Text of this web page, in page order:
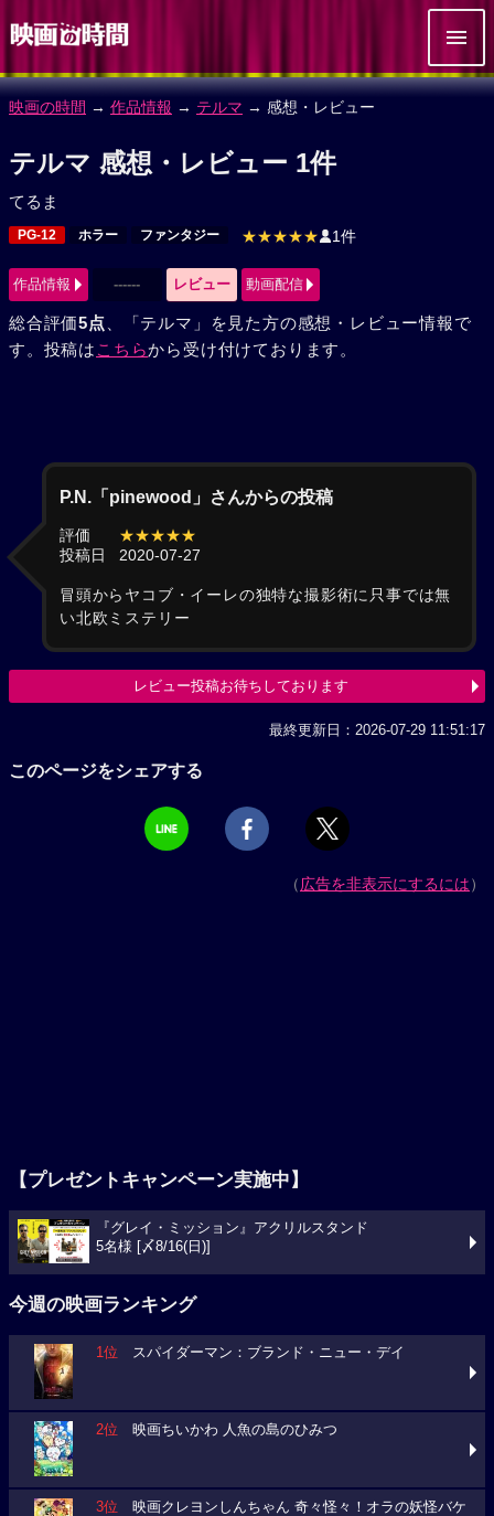
映画の時間 → 作品情報 → テルマ → 感想・レビュー
テルマ 感想・レビュー 1件
てるま
PG-12 ホラー ファンタジー ★★★★★ 1件
作品情報 ------ レビュー 動画配信
総合評価5点 、「テルマ」を見た方の感想・レビュー情報で
す。投稿は こちらから受け付けております。
P.N.「pinewood」さんからの投稿
評価
★★★★★
投稿日
2020-07-27
冒頭からヤコブ・イーレの独特な撮影術に只事では無
い北欧ミステリー
レビュー投稿お待ちしております
最終更新日：2026-07-29 11:51:17
このページをシェアする
（広告を非表示にするには）
【プレゼントキャンペーン実施中】
『グレイ・ミッション』アクリルスタンド
5名様 [〆8/16(日)]
今週の映画ランキング
1位 スパイダーマン：ブランド・ニュー・デイ
2位 映画ちいかわ 人魚の島のひみつ
3位 映画クレヨンしんちゃん 奇々怪々！オラの妖怪バケ